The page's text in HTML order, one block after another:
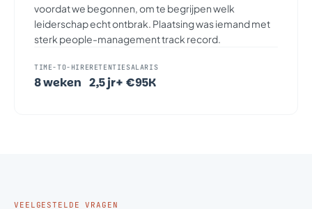
voordat we begonnen, om te begrijpen welk
leiderschap echt ontbrak. Plaatsing was iemand met
sterk people-management track record.
TIME-TO-HIRE
8 weken
RETENTIE
2,5 jr+
SALARIS
€95K
VEELGESTELDE VRAGEN